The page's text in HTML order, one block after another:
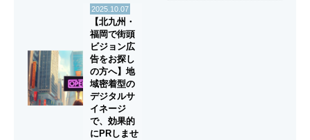
2025.10.07
【北九州・
福岡で街頭
ビジョン広
告をお探し
の方へ】地
域密着型の
デジタルサ
イネージ
で、効果的
にPRしませ